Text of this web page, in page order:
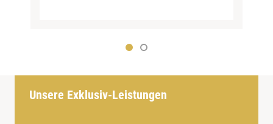
Unsere Exklusiv-Leistungen